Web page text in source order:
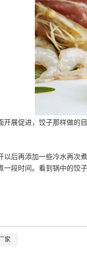
展促进，饺子那样做的
后再添加一些冷水再次
段时间。看到锅中的饺
家